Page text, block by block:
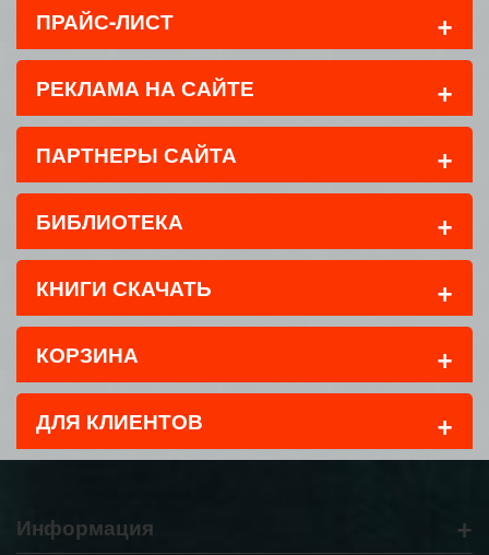
ПРАЙС-ЛИСТ +
РЕКЛАМА НА САЙТЕ +
ПАРТНЕРЫ САЙТА +
БИБЛИОТЕКА +
КНИГИ СКАЧАТЬ +
КОРЗИНА +
ДЛЯ КЛИЕНТОВ +
Информация +